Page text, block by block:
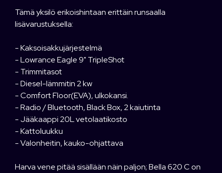
Tämä yksilö erikoishintaan erittäin runsaalla
lisävarustuksella:
- Kaksoisakkujärjestelmä
- Lowrance Eagle 9" TripleShot
- Trimmitasot
- Diesel-lämmitin 2 kw
- Comfort Floor(EVA), ulkokansi.
- Radio / Bluetooth, Black Box, 2 kaiutinta
- Jääkaappi 20L vetolaatikosto
- Kattoluukku
- Valonheitin, kauko-ohjattava
Harva vene pitää sisällään näin paljon; Bella 620 C on